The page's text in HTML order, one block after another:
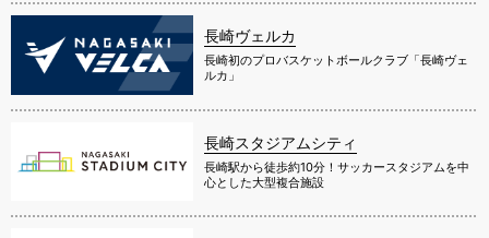
長崎ヴェルカ
長崎初のプロバスケットボールクラブ「長崎ヴェ
ルカ」
長崎スタジアムシティ
長崎駅から徒歩約10分！サッカースタジアムを中
心とした大型複合施設